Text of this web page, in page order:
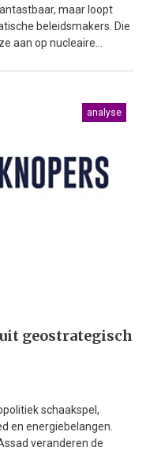
maar loopt
beleidsmakers. Die
aan op nucleaire...
analyse
geostrategisch
schaakspel,
en energiebelangen.
veranderen de